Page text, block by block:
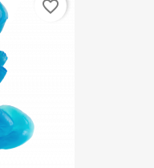
favorite_border